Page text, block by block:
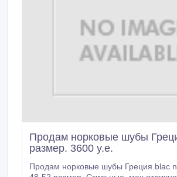
Продам норковые шубы
размер. 3600 y.e.
Продам норковые шубы Греция.blac nafa,